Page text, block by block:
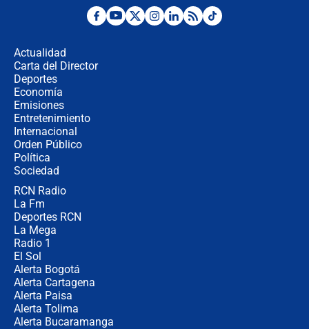
¿Por qué De la Espriella gobernará
Actualidad
Carta del Director
Deportes
Economía
Emisiones
Entretenimiento
Internacional
Orden Público
Política
Sociedad
RCN Radio
La Fm
Deportes RCN
La Mega
Radio 1
El Sol
Alerta Bogotá
Alerta Cartagena
Alerta Paisa
Alerta Tolima
Alerta Bucaramanga